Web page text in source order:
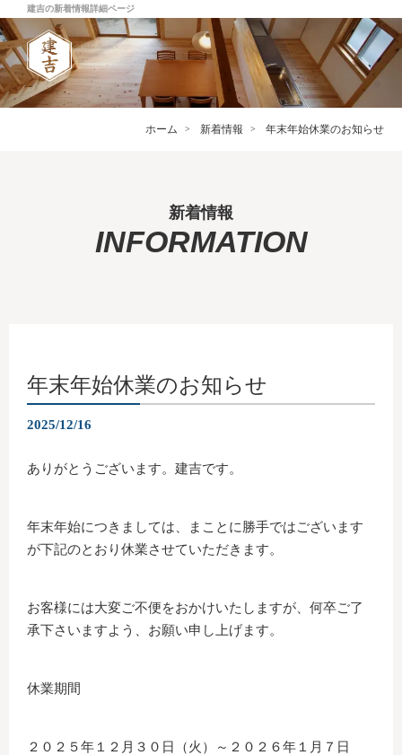
建吉の新着情報詳細ページ
ホーム 新着情報 年末年始休業のお知らせ
新着情報
INFORMATION
年末年始休業のお知らせ
2025/12/16
ありがとうございます。建吉です。
年末年始につきましては、まことに勝手ではございます
が下記のとおり休業させていただきます。
お客様には大変ご不便をおかけいたしますが、何卒ご了
承下さいますよう、お願い申し上げます。
休業期間
２０２５年１２月３０日（火）～２０２６年１月７日